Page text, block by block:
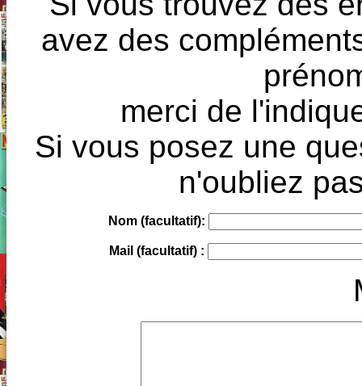
avez des
merci de
Si vous posez une
n'oubliez
Nom (facultatif):
Mail (facultatif) :